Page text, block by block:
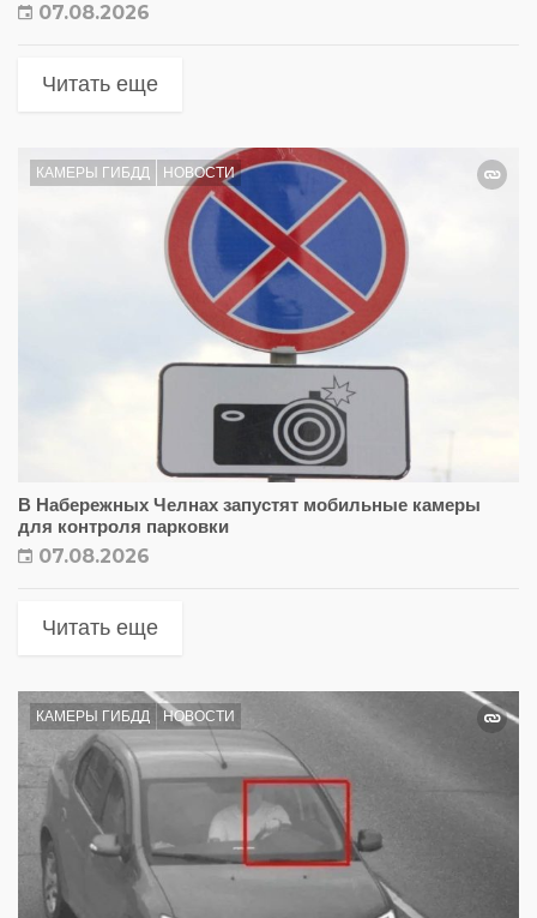
07.08.2026
Читать еще
КАМЕРЫ ГИБДД НОВОСТИ
В Набережных Челнах запустят мобильные камеры
для контроля парковки
07.08.2026
Читать еще
КАМЕРЫ ГИБДД НОВОСТИ